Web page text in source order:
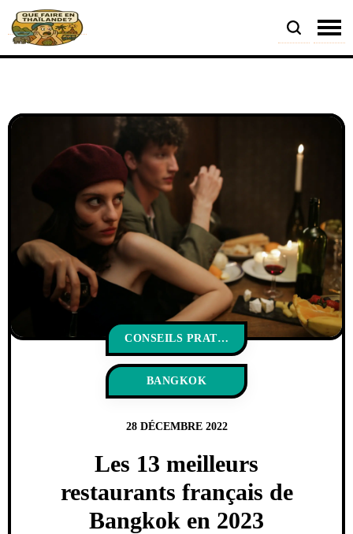
CONSEILS PRATIQUES
BANGKOK
28 DÉCEMBRE 2022
Les 13 meilleurs
restaurants français de
Bangkok en 2023